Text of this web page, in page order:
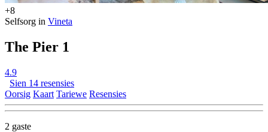
+8
Selfsorg in Vineta
The Pier 1
4.9
Sien 14 resensies
Oorsig Kaart Tariewe Resensies
2 gaste